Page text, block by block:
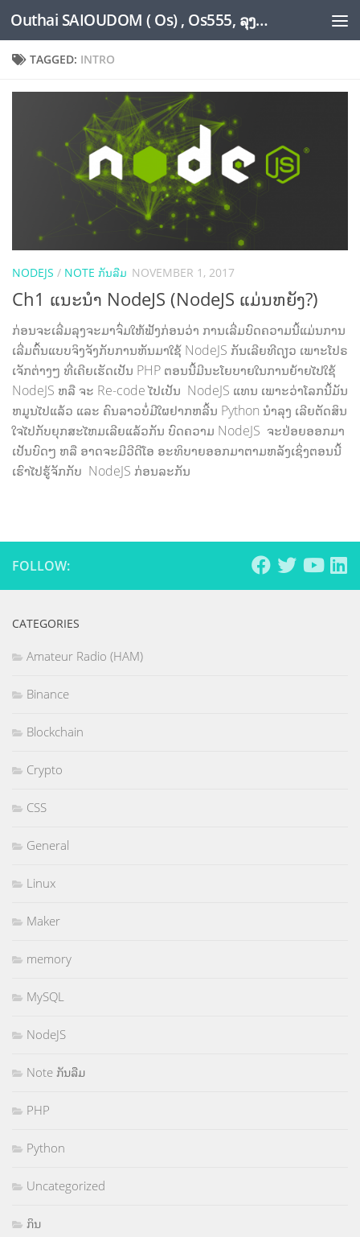
Skip to content Outhai SAIOUDOM ( Os) , Os555, ລຸງໂອ້ດ, LoungOs, UngleOs, XW1OS Official Website...
TAGGED: INTRO
NODEJS / NOTE ກັນລືມ NOVEMBER 1, 2017
Ch1 ແນະ​ນຳ NodeJS (NodeJS ແມ່ນຫຍັງ?)
ກ່ອນຈະເລີ່ມລຸງຈະມາຈົ່ມໃຫ້ຟັງກ່ອນວ່າ ການເລີ່ມບົດຄວາມນີ້ແມ່ນການ
ເລີ່ມຕົ້ນແບບຈິງຈັງກັບການຫັນມາໃຊ້ NodeJS ກັນເລີຍທີດຽວ ເພາະໂປຣ
ເຈັກຕ່າງໆ ທີ່ເຄີຍເຮັດເປັນ PHP ຕອນນີ້ມີນະໂຍບາຍໃນການຍ້າຍໄປໃຊ້
NodeJS ຫລື ຈະ Re-code ໄປເປັນ NodeJS ແທນ ເພາະວ່າໂລກນີ້ມັນ
ຫມູນໄປແລ້ວ ແລະ ຄົນລາວບໍ່ມີໃຜຢາກຫລີ້ນ Python ນຳລຸງ ເລີຍຕັດສິນ
ໃຈໄປກັບຍຸກສະໄຫມເລີຍແລ້ວກັນ ບົດຄວາມ NodeJS ຈະປ່ອຍອອກມາ
ເປັນບົດໆ ຫລື ອາດຈະມີວີດີໂອ ອະທິບາຍອອກມາຕາມຫລັງເຊິ່ງຕອນນີ້
ເຮົາໄປຮູ້ຈັກກັບ NodeJS ກ່ອນລະກັນ
FOLLOW:
CATEGORIES
Amateur Radio (HAM)
Binance
Blockchain
Crypto
CSS
General
Linux
Maker
memory
MySQL
NodeJS
Note ກັນລືມ
PHP
Python
Uncategorized
ກິນ